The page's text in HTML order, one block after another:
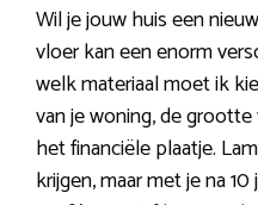
Wil je jouw huis een
vloer kan een enorm
welk materiaal moet ik
van je woning, de
het financiële plaatje.
krijgen, maar met je na